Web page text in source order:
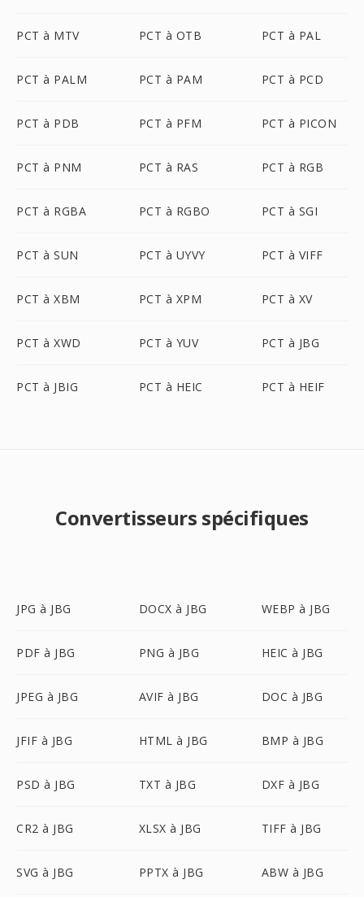
PCT à MTV PCT à OTB PCT à PAL
PCT à PALM PCT à PAM PCT à PCD
PCT à PDB PCT à PFM PCT à PICON
PCT à PNM PCT à RAS PCT à RGB
PCT à RGBA PCT à RGBO PCT à SGI
PCT à SUN PCT à UYVY PCT à VIFF
PCT à XBM PCT à XPM PCT à XV
PCT à XWD PCT à YUV PCT à JBG
PCT à JBIG PCT à HEIC PCT à HEIF
Convertisseurs spécifiques
JPG à JBG DOCX à JBG WEBP à JBG
PDF à JBG PNG à JBG HEIC à JBG
JPEG à JBG AVIF à JBG DOC à JBG
JFIF à JBG HTML à JBG BMP à JBG
PSD à JBG TXT à JBG DXF à JBG
CR2 à JBG XLSX à JBG TIFF à JBG
SVG à JBG PPTX à JBG ABW à JBG